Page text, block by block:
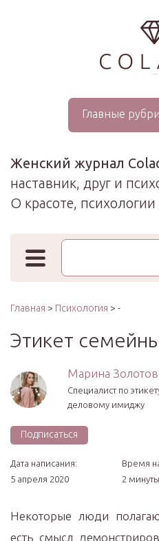
...
Главные
Женский журнал
наставник, друг и
О красоте,
Поиск по сайту
Главная > Психология > -
Этикет
Марина
Специалист по
деловому имиджу
Подписаться
Дата написания:
5 апреля 2020
Время
2 минуты
Некоторые люди
есть смысл